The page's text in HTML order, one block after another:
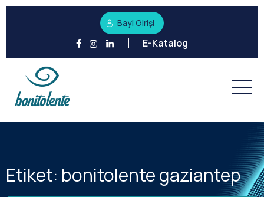
Bayi Girişi
E-Katalog
Etiket: bonitolente gaziantep